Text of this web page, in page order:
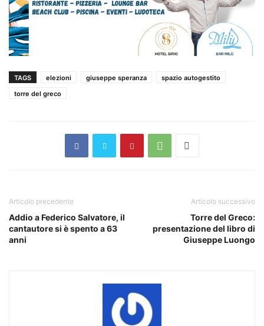
TAGS elezioni giuseppe speranza
spazio autogestito
torre del greco
Articolo precedente
Addio a Federico Salvatore, il
cantautore si è spento a 63
anni
Articolo successivo
Torre del Greco:
presentazione del libro di
Giuseppe Luongo